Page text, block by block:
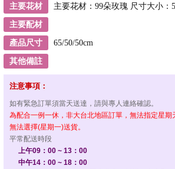
主要花材 主要花材：99朵玫瑰 尺寸大小：
主要配材
產品尺寸 65/50/50cm
其他備註
注意事項：
如有緊急訂單須當天送達，請與專人連絡確認。
為配合一例一休，非大台北地區訂單，無法指定星
無法選擇(星期一)送貨。
平常配送時段
上午09：00 ~ 13：00
中午14：00 ~ 18：00